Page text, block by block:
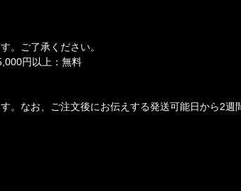
。ご了承ください。
円以上：無料
。なお、ご注文後にお伝えする発送可能日から2週